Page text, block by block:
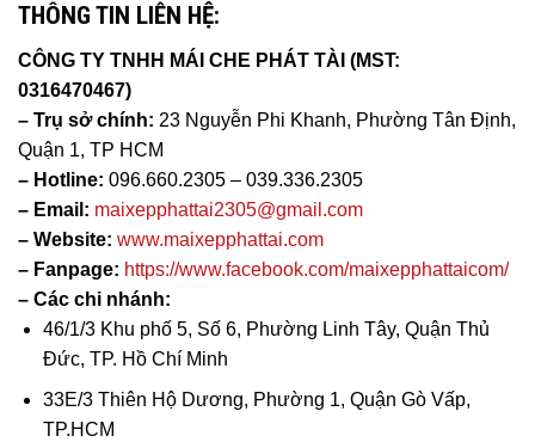
THÔNG TIN LIÊN HỆ:
CÔNG TY TNHH MÁI CHE PHÁT TÀI (MST:
0316470467)
– Trụ sở chính: 23 Nguyễn Phi Khanh, Phường Tân Định,
Quận 1, TP HCM
– Hotline: 096.660.2305 – 039.336.2305
– Email: maixepphattai2305@gmail.com
– Website: www.maixepphattai.com
– Fanpage: https://www.facebook.com/maixepphattaicom/
– Các chi nhánh:
46/1/3 Khu phố 5, Số 6, Phường Linh Tây, Quận Thủ
Đức, TP. Hồ Chí Minh
33E/3 Thiên Hộ Dương, Phường 1, Quận Gò Vấp,
TP.HCM